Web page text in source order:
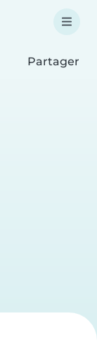
Partager